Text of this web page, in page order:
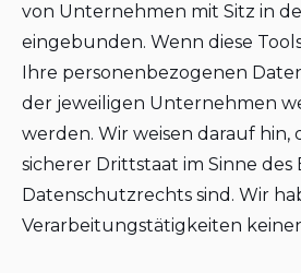
von Unternehmen mit Sitz in
eingebunden. Wenn diese
Ihre personenbezogenen
der jeweiligen Unternehmen
werden. Wir weisen darauf hin,
sicherer Drittstaat im Sinne des
Datenschutzrechts sind. Wir
Verarbeitungstätigkeiten